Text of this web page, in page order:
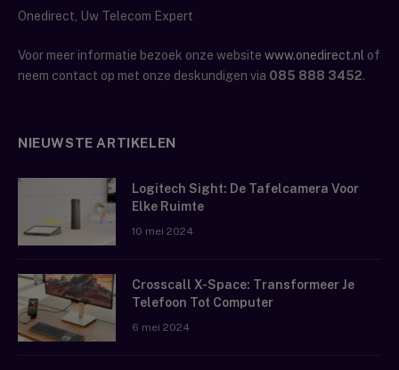
Onedirect, Uw Telecom Expert
Voor meer informatie bezoek onze website www.onedirect.nl of
neem contact op met onze deskundigen via 085 888 3452.
NIEUWSTE ARTIKELEN
Logitech Sight: De Tafelcamera Voor
Elke Ruimte
10 mei 2024
Crosscall X-Space: Transformeer Je
Telefoon Tot Computer
6 mei 2024